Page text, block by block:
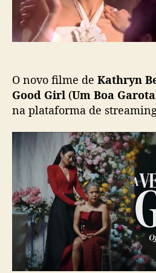
ã
O novo filme de Kathryn
Good Girl (Um Boa Garota
na plataforma de